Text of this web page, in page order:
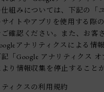
組みについては、下記の「
イトやアプリを使用する際
確認ください。また、お客
アナリティクスによる情
「Google アナリティクス オ
り情報収集を停止すること
ィクスの利用規約